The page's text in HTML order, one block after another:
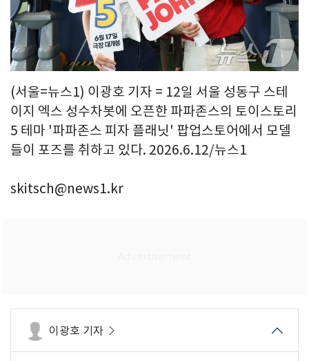
(서울=뉴스1) 이광호 기자 = 12일 서울 성동구 스테
이지 엑스 성수차봇에 오픈한 파파존스의 토이스토리
5 테마 '파파존스 피자 플래닛' 팝업스토어에서 모델
들이 포즈를 취하고 있다. 2026.6.12/뉴스1
skitsch@news1.kr
이광호 기자